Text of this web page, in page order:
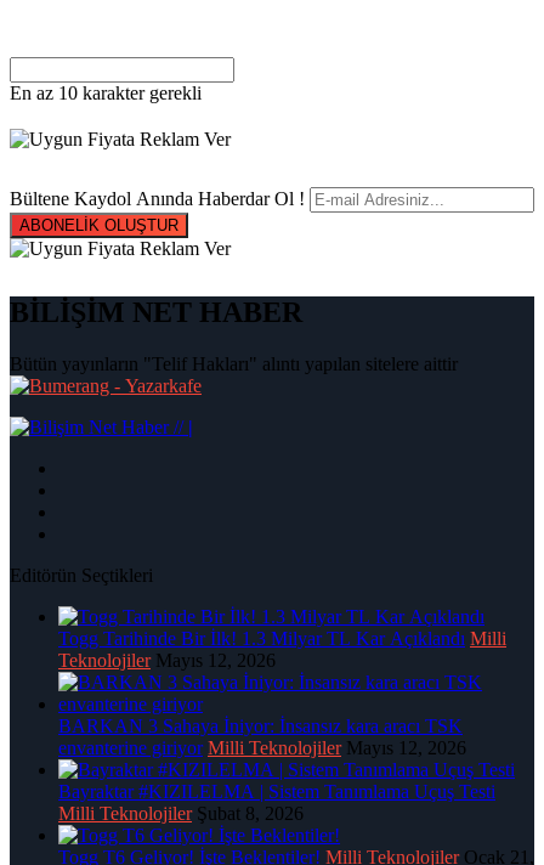
En az 10 karakter gerekli
Bültene Kaydol Anında Haberdar Ol !
ABONELİK OLUŞTUR
BİLİŞİM NET HABER
Bütün yayınların "Telif Hakları" alıntı yapılan sitelere aittir
|
Editörün Seçtikleri
Togg Tarihinde Bir İlk! 1.3 Milyar TL Kar Açıklandı Milli
Teknolojiler Mayıs 12, 2026
BARKAN 3 Sahaya İniyor: İnsansız kara aracı TSK
envanterine giriyor Milli Teknolojiler Mayıs 12, 2026
Bayraktar #KIZILELMA | Sistem Tanımlama Uçuş Testi
Milli Teknolojiler Şubat 8, 2026
Togg T6 Geliyor! İşte Beklentiler! Milli Teknolojiler Ocak 21,